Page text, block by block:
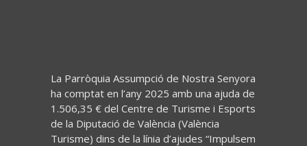
La Parròquia Assumpció de Nostra Senyora
ha comptat en l’any 2025 amb una ajuda de
1.506,35 € del Centre de Turisme i Esports
de la Diputació de València (València
Turisme) dins de la línia d’ajudes “Impulsem